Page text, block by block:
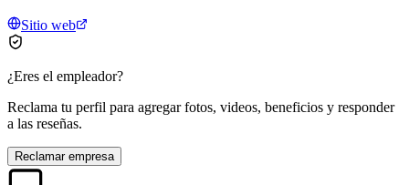
Sitio web
¿Eres el empleador?
Reclama tu perfil para agregar fotos, videos, beneficios y responder
a las reseñas.
Reclamar empresa